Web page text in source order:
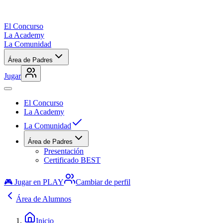
El Concurso
La Academy
La Comunidad
Área de Padres
Jugar
El Concurso
La Academy
La Comunidad
Área de Padres
Presentación
Certificado BEST
🎮 Jugar en PLAY
Cambiar de perfil
Área de Alumnos
Inicio